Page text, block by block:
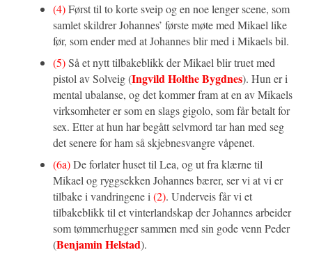
(4)Først til to korte sveip og en noe lenger scene, som
samlet skildrer Johannes’ første møte med Mikael like
før, som ender med at Johannes blir med i Mikaels bil.
(5)Så et nytt tilbakeblikk der Mikael blir truet med
pistol av Solveig (Ingvild Holthe Bygdnes). Hun er i
mental ubalanse, og det kommer fram at en av Mikaels
virksomheter er som en slags gigolo, som får betalt for
sex. Etter at hun har begått selvmord tar han med seg
det senere for ham så skjebnesvangre våpenet.
(6a)De forlater huset til Lea, og ut fra klærne til
Mikael og ryggsekken Johannes bærer, ser vi at vi er
tilbake i vandringene i (2). Underveis får vi et
tilbakeblikk til et vinterlandskap der Johannes arbeider
som tømmerhugger sammen med sin gode venn Peder
(Benjamin Helstad).